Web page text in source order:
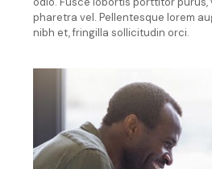
pharetra vel. Pellentesque lorem
nibh et, fringilla sollicitudin orci.